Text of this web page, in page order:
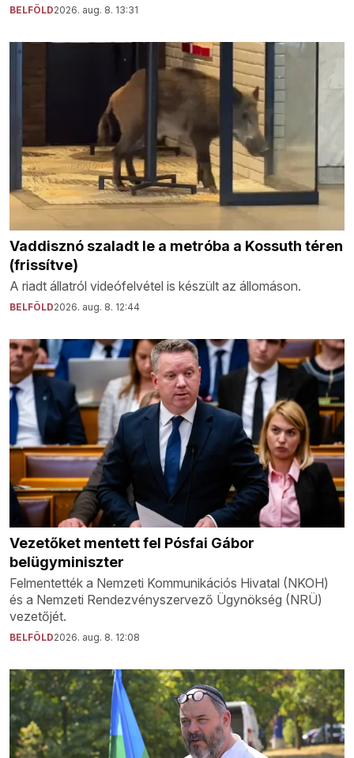
BELFÖLD2026. aug. 8. 13:31
Vaddisznó szaladt le a metróba a Kossuth téren
(frissítve)
A riadt állatról videófelvétel is készült az állomáson.
BELFÖLD2026. aug. 8. 12:44
Vezetőket mentett fel Pósfai Gábor
belügyminiszter
Felmentették a Nemzeti Kommunikációs Hivatal (NKOH)
és a Nemzeti Rendezvényszervező Ügynökség (NRÜ)
vezetőjét.
BELFÖLD2026. aug. 8. 12:08